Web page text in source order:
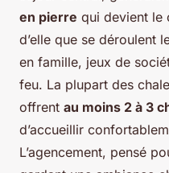
en pierre qui devient le
d’elle que se déroulent
en famille, jeux de
feu. La plupart des
offrent au moins 2 à 3
d’accueillir
L’agencement, pensé